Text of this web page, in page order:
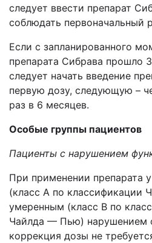
следует ввести препарат
соблюдать первоначальный
Если с запланированного
препарата Сибрава прошло
следует начать введение
первую дозу, следующую –
раз в 6 месяцев.
Особые группы пациентов
Пациенты с нарушением
При применении препарата
(класс A по
умеренным (класс B по
Чайлда — Пью) нарушением
коррекция дозы не